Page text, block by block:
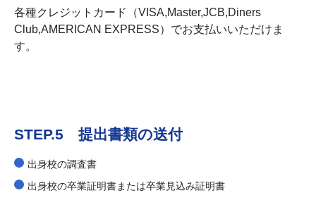
各種クレジットカード（VISA,Master,JCB,Diners
Club,AMERICAN EXPRESS）でお支払いいただけま
す。
STEP.5 提出書類の送付
出身校の調査書
出身校の卒業証明書または卒業見込み証明書